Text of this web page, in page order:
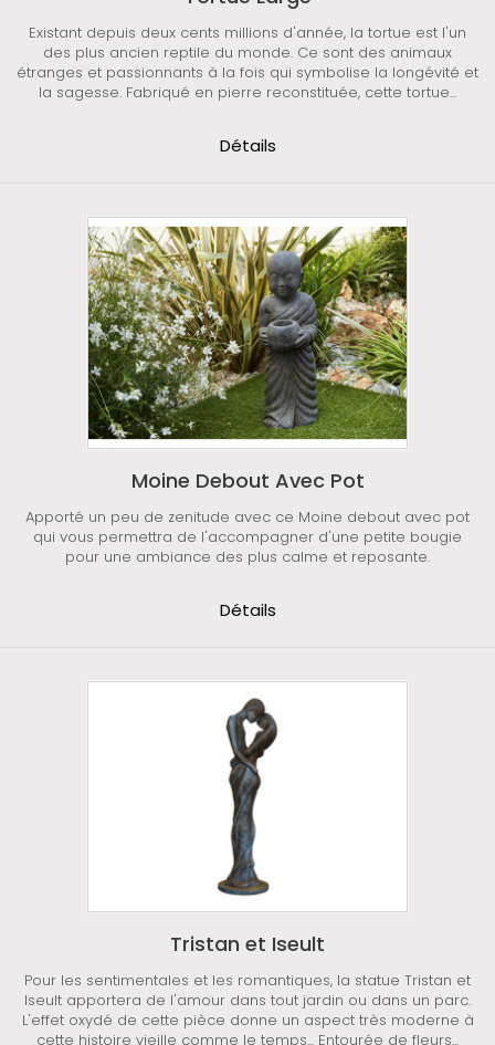
Existant depuis deux cents millions d'année, la tortue est l'un
des plus ancien reptile du monde. Ce sont des animaux
étranges et passionnants à la fois qui symbolise la longévité et
la sagesse. Fabriqué en pierre reconstituée, cette tortue...
Détails
Moine Debout Avec Pot
Apporté un peu de zenitude avec ce Moine debout avec pot
qui vous permettra de l'accompagner d'une petite bougie
pour une ambiance des plus calme et reposante.
Détails
Tristan et Iseult
Pour les sentimentales et les romantiques, la statue Tristan et
Iseult apportera de l'amour dans tout jardin ou dans un parc.
L'effet oxydé de cette pièce donne un aspect très moderne à
cette histoire vieille comme le temps... Entourée de fleurs...